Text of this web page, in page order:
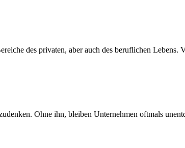
des privaten, aber auch des beruflichen Lebens.
Ohne ihn, bleiben Unternehmen oftmals